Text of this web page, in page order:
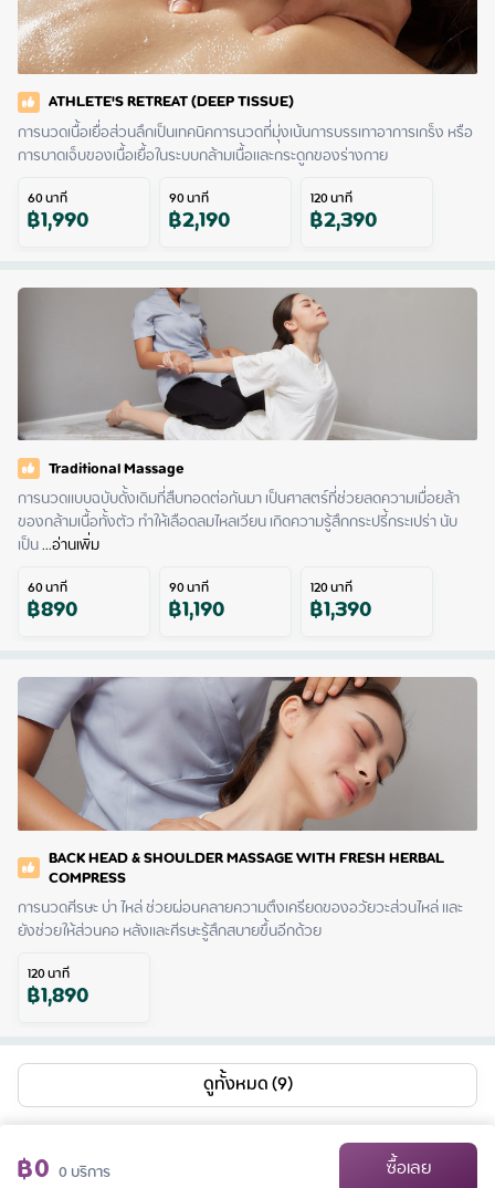
ATHLETE'S RETREAT (DEEP TISSUE)
การนวดเนื้อเยื่อส่วนลึกเป็นเทคนิคการนวดที่มุ่งเน้นการบรรเทาอาการเกร็ง หรือ
การบาดเจ็บของเนื้อเยื้อในระบบกล้ามเนื้อและกระดูกของร่างกาย
60นาที
฿1,990 90นาที
฿2,190 120นาที
฿2,390
Traditional Massage
การนวดแบบฉบับดั้งเดิมที่สืบทอดต่อกันมา เป็นศาสตร์ที่ช่วยลดความเมื่อยล้า
ของกล้ามเนื้อทั้งตัว ทำให้เลือดลมไหลเวียน เกิดความรู้สึกกระปรี้กระเปร่า นับ
เป็น ...อ่านเพิ่ม
60นาที
฿890 90นาที
฿1,190 120นาที
฿1,390
BACK HEAD & SHOULDER MASSAGE WITH FRESH HERBAL
COMPRESS
การนวดศีรษะ บ่า ไหล่ ช่วยผ่อนคลายความตึงเครียดของอวัยวะส่วนไหล่ และ
ยังช่วยให้ส่วนคอ หลังและศีรษะรู้สึกสบายขึ้นอีกด้วย
120นาที
฿1,890
ดูทั้งหมด (9)
฿0 0บริการ ซื้อเลย